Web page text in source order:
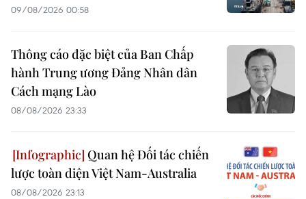
09/08/2026 00:58
Thông cáo đặc biệt của Ban Chấp
hành Trung ương Đảng Nhân dân
Cách mạng Lào
08/08/2026 23:33
Quan hệ Đối tác chiến
lược toàn diện Việt Nam-Australia
08/08/2026 23:13